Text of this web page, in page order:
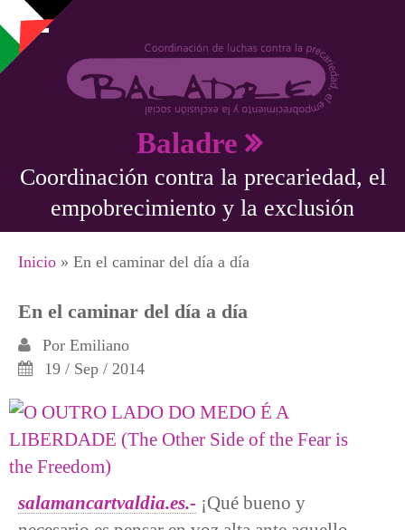
Pasar al contenido principal
Baladre
Coordinación contra la precariedad, el
empobrecimiento y la exclusión
Se encuentra usted aquí
Inicio » En el caminar del día a día
En el caminar del día a día
Por Emiliano
19 / Sep / 2014
salamancartvaldia.es.- ¡Qué bueno y